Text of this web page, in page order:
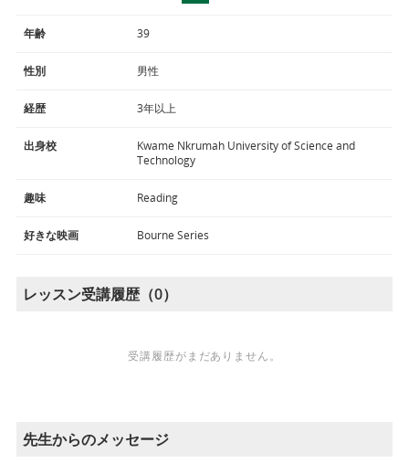
年齢 39
性別 男性
経歴 3年以上
出身校
Kwame Nkrumah University of Science and
Technology
趣味 Reading
好きな映画 Bourne Series
レッスン受講履歴（0）
受講履歴がまだありません。
先生からのメッセージ